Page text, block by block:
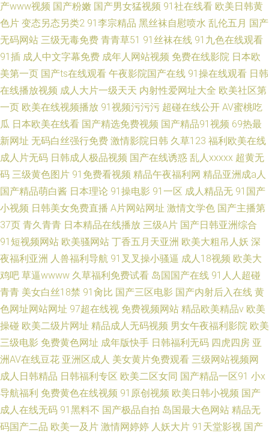
产www视频 国产粉嫩 国产男女猛视频 91社在线看 欧美日韩黄
色片 变态另态另类2 91李宗精品 黑丝袜自慰喷水 乱伦五月 国产
无码网站 三级无毒免费 青青草51 91丝袜在线 91九色在线观看
91插 成人中文字幕免费 成年人网站视频 免费在线影院 日本欧
美第一页 国产ts在线观看 午夜影院国产在线 91操在线观看 日韩
在线播放视频 成人大片一级天天 内射性爱网址大全 欧美社区第
一页 欧美在线视频播放 91视频污污污 超碰在线公开 AV蜜桃吃
瓜 日本欧美在线看 国产精选免费视频 国产精品91视频 69热最
新网址 无码白丝强行免费 激情影院日韩 久草123 福利欧美在线
成人片无码 日韩成人极品视频 国产在线诱惑 乱人xxxxx 超黄无
码 三级黄色图片 91免费看视频 精品午夜福利网 精品亚洲成a人
国产精品萌白酱 日本理论 91操电影 91一区 成人精品无 91国产
小视频 日韩美女免费直播 A片网站网址 激情文学色 国产主播第
37页 青久青青 日本精品在线播放 三级A片 国产日韩亚洲综合
91短视频网站 欧美骚网站 丁香五月天亚洲 欧美大粗吊人妖 深
夜福利亚洲 人兽福利导航 91叉叉操小骚逼 成人18视频 欧美大
鸡吧 草逼wwww 久草福利免费试看 岛国国产在线 91人人超碰
青青 美女白丝18禁 91肏比 国产三区电影 国产内射后入在线 黄
色网址网站网址 97超在线视 免费视频网站 精品欧美精品v 欧美
操碰 欧美二级片网址 精品成人无码视频 男女午夜福利影院 欧美
三级电影 免费黄色网址 成年版快手 日韩福利无码 四虎四房 亚
洲AV在线豆花 亚洲区成人 美女黄片免费观看 三级网站视频网
成人日韩精品 日韩福利专区 欧美二区女同 国产精品一区91 小x
导航福利 免费黄色在线视频 91原创视频 欧美日韩小视频 国产
成人在线无码 91黑料不 国产极品自拍 岛国最大色网站 精品无
码国产二品 欧美一及片 激情网婷婷 人妖大片 91天堂影视 国产